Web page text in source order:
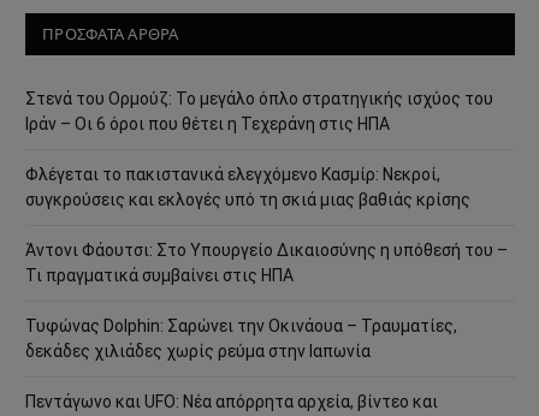
ΠΡΟΣΦΑΤΑ ΑΡΘΡΑ
Στενά του Ορμούζ: Το μεγάλο όπλο στρατηγικής ισχύος του
Ιράν – Οι 6 όροι που θέτει η Τεχεράνη στις ΗΠΑ
Φλέγεται το πακιστανικά ελεγχόμενο Κασμίρ: Νεκροί,
συγκρούσεις και εκλογές υπό τη σκιά μιας βαθιάς κρίσης
Άντονι Φάουτσι: Στο Υπουργείο Δικαιοσύνης η υπόθεσή του –
Τι πραγματικά συμβαίνει στις ΗΠΑ
Τυφώνας Dolphin: Σαρώνει την Οκινάουα – Τραυματίες,
δεκάδες χιλιάδες χωρίς ρεύμα στην Ιαπωνία
Πεντάγωνο και UFO: Νέα απόρρητα αρχεία, βίντεο και